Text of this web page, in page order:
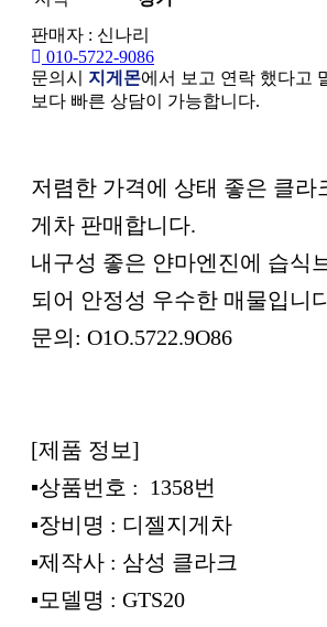
판매자 : 신나리
010-5722-9086
문의시 지게몬에서 보고 연락 했다고
보다 빠른 상담이 가능합니다.
본문
저렴한 가격에 상태 좋은 클라
게차 판매합니다.
내구성 좋은 얀마엔진에 습식
되어 안정성 우수한 매물입니
문의: O1O.5722.9O86
[제품 정보]
▪︎상품번호 : 1358번
▪︎장비명 : 디젤지게차
▪︎제작사 : 삼성 클라크
▪︎모델명 : GTS20